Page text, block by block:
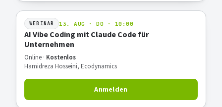
WEBINAR 13. AUG · DO · 10:00
AI Vibe Coding mit Claude Code für
Unternehmen
Online · Kostenlos
Hamidreza Hosseini, Ecodynamics
Anmelden